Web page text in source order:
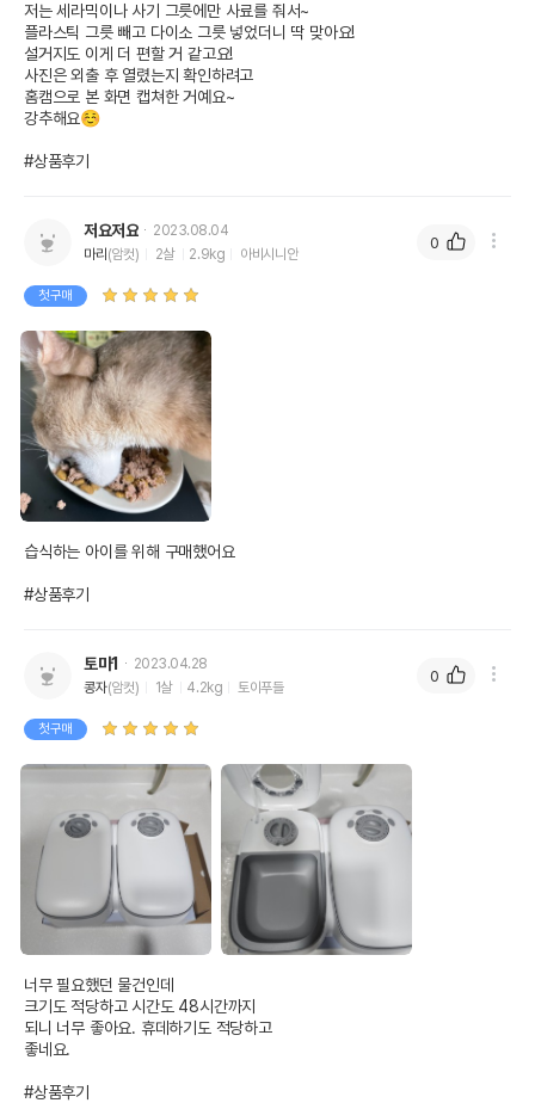
저는 세라믹이나 사기 그릇에만 사료를 줘서~
플라스틱 그릇 빼고 다이소 그릇 넣었더니 딱 맞아요!
설거지도 이게 더 편할 거 같고요!
사진은 외출 후 열렸는지 확인하려고
홈캠으로 본 화면 캡쳐한 거예요~
강추해요☺️
#상품후기
저요저요
2023.08.04
마리 (암컷) 2살 2.9kg 아비시니안
첫구매
습식하는 아이를 위해 구매했어요
#상품후기
0
토마1
2023.04.28
콩자(암컷) 1살 4.2kg 토이푸들
첫구매
너무 필요했던 물건인데
크기도 적당하고 시간도 48시간까지
되니 너무 좋아요. 휴데하기도 적당하고
좋네요.
#상품후기
0